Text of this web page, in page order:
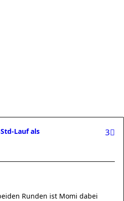
Lauf als
3
Runden ist Momi dabei